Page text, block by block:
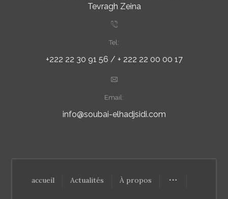
Tevragh Zeina
Tel:
+222 22 30 91 56 / + 222 22 00 00 17
Email:
info@soubai-elhadjsidi.com
accueil Actualités À propos